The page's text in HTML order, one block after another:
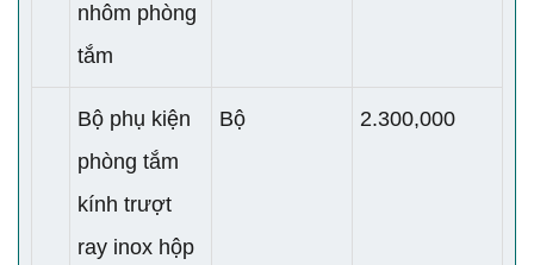
nhôm phòng
tắm
Bộ phụ kiện
phòng tắm
kính trượt
ray inox hộp
Bộ 2.300,000